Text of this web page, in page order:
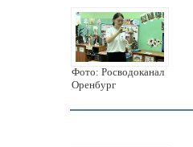
Фото: Росводоканал
Оренбург